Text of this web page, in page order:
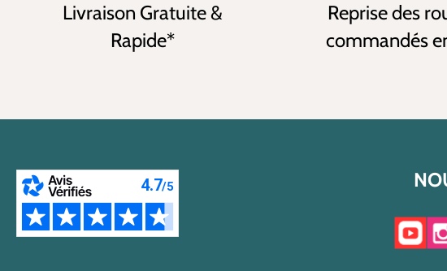
Livraison Gratuite &
Rapide*
Reprise des
commandés